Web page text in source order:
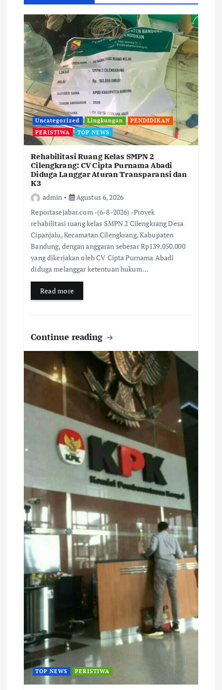
Uncategorized Lingkungan
PENDIDIKAN
PERISTIWA
TOP NEWS
Rehabilitasi Ruang Kelas SMPN 2
Cilengkrang: CV Cipta Purnama Abadi
Diduga Langgar Aturan Transparansi dan
K3
admin
Agustus 6, 2026
Reportasejabar.com -(6-8-2026) -Proyek
rehabilitasi ruang kelas SMPN 2 Cilengkrang Desa
Cipanjalu, Kecamatan Cilengkrang, Kabupaten
Bandung, dengan anggaran sebesar Rp139.050.000
yang dikerjakan oleh CV Cipta Purnama Abadi
diduga melanggar ketentuan hukum…
Read more
Continue reading
TOP NEWS PERISTIWA